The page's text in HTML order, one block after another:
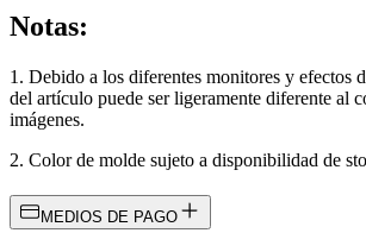
Notas:
1. Debido a los diferentes monitores y efectos
del artículo puede ser ligeramente diferente al
imágenes.
2. Color de molde sujeto a disponibilidad de
MEDIOS DE PAGO